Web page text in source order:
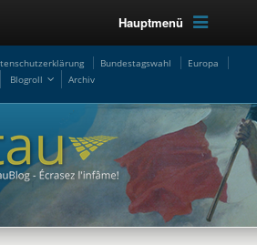
Hauptmenü
Bundestagswahl
Europa
Blogroll Archiv